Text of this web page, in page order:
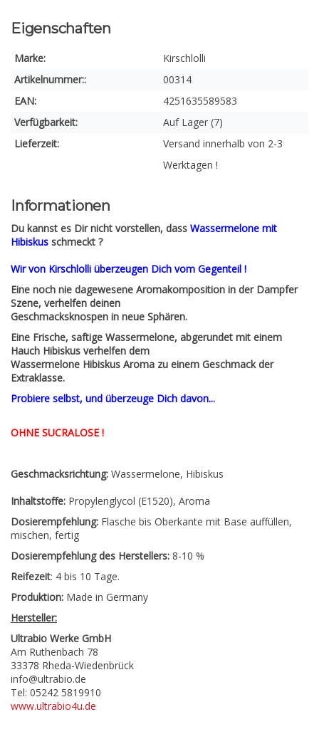
Eigenschaften
Marke:
Kirschlolli
Artikelnummer::
00314
EAN:
4251635589583
Verfügbarkeit:
Auf Lager (7)
Lieferzeit:
Versand innerhalb von 2-3
Werktagen !
Informationen
Du kannst es Dir nicht vorstellen, dass Wassermelone mit
Hibiskus schmeckt ?
Wir von Kirschlolli überzeugen Dich vom Gegenteil !
Eine noch nie dagewesene Aromakomposition in der Dampfer
Szene, verhelfen deinen
Geschmacksknospen in neue Sphären.
Eine Frische, saftige Wassermelone, abgerundet mit einem
Hauch Hibiskus verhelfen dem
Wassermelone Hibiskus Aroma zu einem Geschmack der
Extraklasse.
Probiere selbst, und überzeuge Dich davon...
OHNE SUCRALOSE !
Geschmacksrichtung: Wassermelone, Hibiskus
Inhaltstoffe: Propylenglycol (E1520), Aroma
Dosierempfehlung: Flasche bis Oberkante mit Base auffüllen,
mischen, fertig
Dosierempfehlung des Herstellers: 8-10 %
Reifezeit: 4 bis 10 Tage.
Produktion: Made in Germany
Hersteller:
Ultrabio Werke GmbH
Am Ruthenbach 78
33378 Rheda-Wiedenbrück
info@ultrabio.de
Tel: 05242 5819910
www.ultrabio4u.de